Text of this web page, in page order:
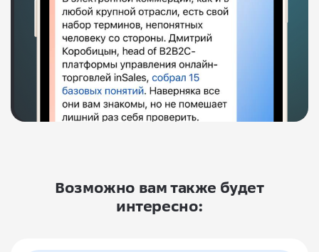
Возможно вам также будет
интересно: